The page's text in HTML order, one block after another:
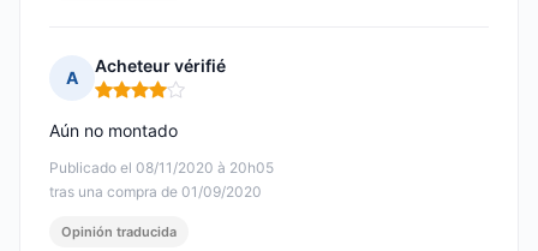
A
Acheteur vérifié
Nota: 4 de 5
Publicado el 08/11/2020 à 20h05
tras una compra de 01/09/2020
Aún no montado
Opinión traducida